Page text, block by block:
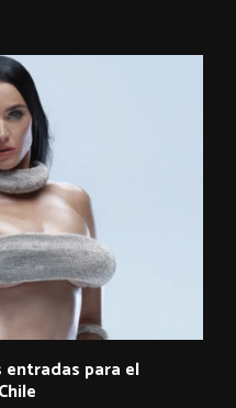
entradas para el